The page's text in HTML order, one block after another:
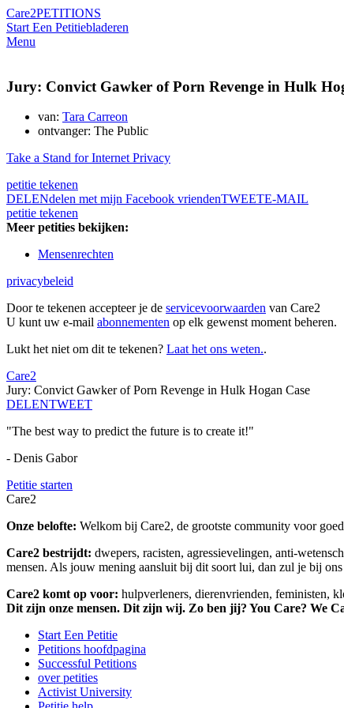
Care2PETITIONS
Start Een Petitiebladeren
Menu
Jury: Convict Gawker of Porn Revenge in Hulk
van: Tara Carreon
ontvanger: The Public
Take a Stand for Internet Privacy
petitie tekenen
DELENdelen met mijn Facebook vriendenTWEETE-MAIL
petitie tekenen
Meer petities bekijken:
Mensenrechten
privacybeleid
Door te tekenen accepteer je de servicevoorwaarden van Care2
U kunt uw e-mail abonnementen op elk gewenst moment beheren.
Lukt het niet om dit te tekenen? Laat het ons weten..
Care2
Jury: Convict Gawker of Porn Revenge in Hulk Hogan Case
DELENTWEET
"The best way to predict the future is to create it!"
- Denis Gabor
Petitie starten
Care2
Onze belofte: Welkom bij Care2, de grootste community voor
Care2 bestrijdt: dwepers, racisten, agressievelingen, anti-
mensen. Als jouw mening aansluit bij dit soort lui, dan zul je bij
Care2 komt op voor: hulpverleners, dierenvrienden, feministen,
Dit zijn onze mensen. Dit zijn wij. Zo ben jij? You Care? We
Start Een Petitie
Petitions hoofdpagina
Successful Petitions
over petities
Activist University